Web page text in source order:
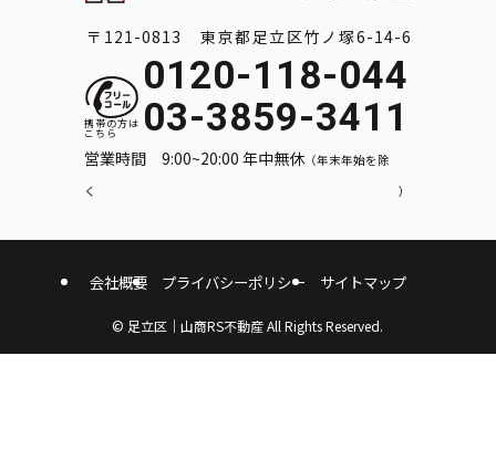
〒121-0813 東京都足立区竹ノ塚6-14-6
0120-118-044
03-3859-3411
営業時間 9:00~20:00 年中無休（年末年始を除
く）
会社概要 プライバシーポリシー サイトマップ
© 足立区｜山商RS不動産 All Rights Reserved.